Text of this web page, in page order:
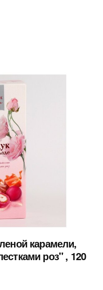
карамели,
роз" , 120